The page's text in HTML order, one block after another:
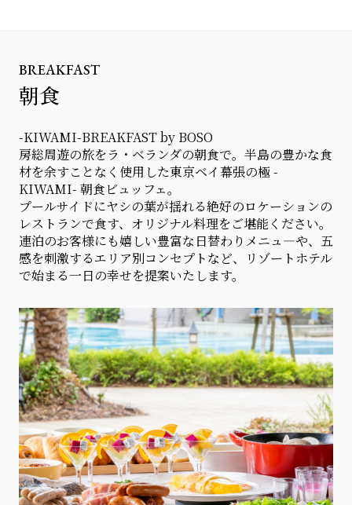
BREAKFAST
朝食
-KIWAMI-BREAKFAST by BOSO
房総周遊の旅をラ・ベランダの朝食で。半島の豊かな食
材を余すことなく使用した東京ベイ幕張の極 -
KIWAMI- 朝食ビュッフェ。
プールサイドにヤシの葉が揺れる絶好のロケーションの
レストランで食す、オリジナル料理をご堪能ください。
連泊のお客様にも嬉しい豊富な日替わりメニュ―や、五
感を刺激するエリア別コンセプトなど、リゾートホテル
で始まる一日の幸せを提案いたします。